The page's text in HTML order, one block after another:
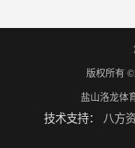
版权所有
盐山洛龙体
技术支持： 八方